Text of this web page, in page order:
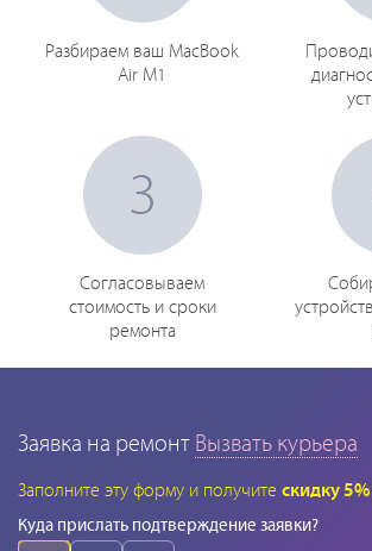
Разбираем ваш MacBook
Air M1
3
Согласовываем
стоимость и сроки
ремонта
Заявка на ремонт Вызвать курьера
Заполните эту форму и получите скидку 5%
Куда прислать подтверждение заявки?